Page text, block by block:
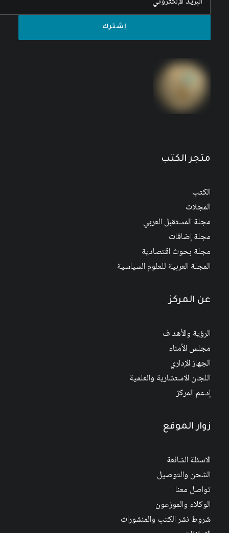
متجر الكتب
الكتب
المجلات
مجلة المستقبل العربي
مجلة إضافات
مجلة بحوث اقتصادية
المجلة العربية للعلوم السياسية
عن المركز
الرؤية والأهداف
مجلس الأمناء
الجهاز الإداري
اللجان الاستشارية والعلمية
إدعم المركز
زوار الموقع
الاسئلة الشائعة
الشحن والتوصيل
تواصل معنا
الوكلاء والموزعون
شروط نشر الكتب والمنشورات